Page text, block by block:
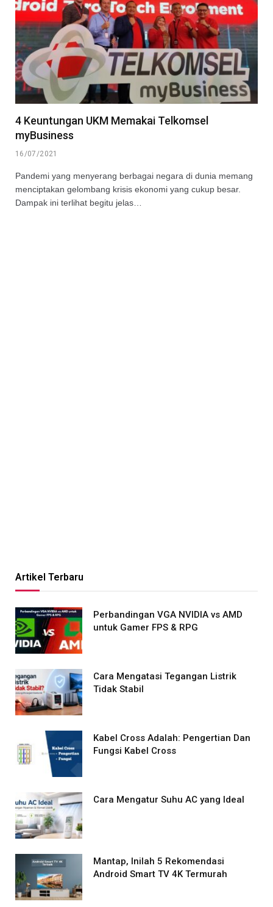
4 Keuntungan UKM Memakai Telkomsel
myBusiness
16/07/2021
Pandemi yang menyerang berbagai negara di dunia memang
menciptakan gelombang krisis ekonomi yang cukup besar.
Dampak ini terlihat begitu jelas…
Artikel Terbaru
Perbandingan VGA NVIDIA vs AMD
untuk Gamer FPS & RPG
Cara Mengatasi Tegangan Listrik
Tidak Stabil
Kabel Cross Adalah: Pengertian Dan
Fungsi Kabel Cross
Cara Mengatur Suhu AC yang Ideal
Mantap, Inilah 5 Rekomendasi
Android Smart TV 4K Termurah